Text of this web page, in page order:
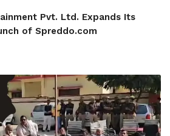
Pvt. Ltd. Expands Its
of Spreddo.com